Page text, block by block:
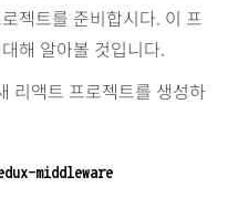
젝트를 준비합시다. 이 프
해 알아볼 것입니다.
리액트 프로젝트를 생성하
middleware